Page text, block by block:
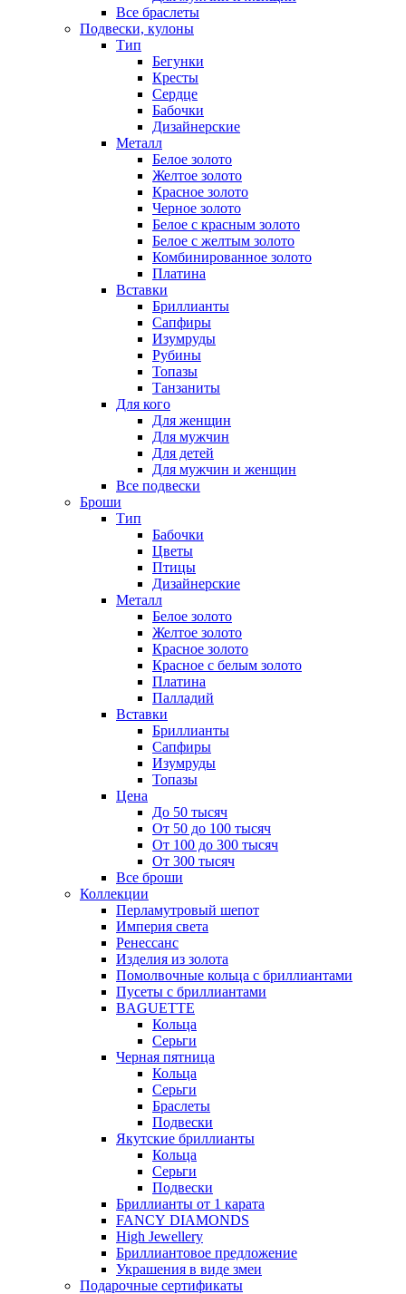
Все браслеты
Подвески, кулоны
Тип
Бегунки
Кресты
Сердце
Бабочки
Дизайнерские
Металл
Белое золото
Желтое золото
Красное золото
Черное золото
Белое с красным золото
Белое с желтым золото
Комбинированное золото
Платина
Вставки
Бриллианты
Сапфиры
Изумруды
Рубины
Топазы
Танзаниты
Для кого
Для женщин
Для мужчин
Для детей
Для мужчин и женщин
Все подвески
Броши
Тип
Бабочки
Цветы
Птицы
Дизайнерские
Металл
Белое золото
Желтое золото
Красное золото
Красное с белым золото
Платина
Палладий
Вставки
Бриллианты
Сапфиры
Изумруды
Топазы
Цена
До 50 тысяч
От 50 до 100 тысяч
От 100 до 300 тысяч
От 300 тысяч
Все броши
Коллекции
Перламутровый шепот
Империя света
Ренессанс
Изделия из золота
Помолвочные кольца с бриллиантами
Пусеты с бриллиантами
BAGUETTE
Кольца
Серьги
Черная пятница
Кольца
Серьги
Браслеты
Подвески
Якутские бриллианты
Кольца
Серьги
Подвески
Бриллианты от 1 карата
FANCY DIAMONDS
High Jewellery
Бриллиантовое предложение
Украшения в виде змеи
Подарочные сертификаты